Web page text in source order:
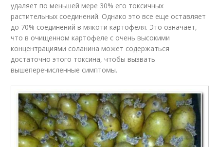
удаляет по меньшей мере 30% его токсичных
растительных соединений. Однако это все еще оставляет
до 70% соединений в мякоти картофеля. Это означает,
что в очищенном картофеле с очень высокими
концентрациями соланина может содержаться
достаточно этого токсина, чтобы вызвать
вышеперечисленные симптомы.